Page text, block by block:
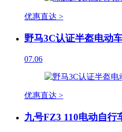
优惠直达 >
野马3C认证半盔电动
07.06
优惠直达 >
九号FZ3 110电动自行